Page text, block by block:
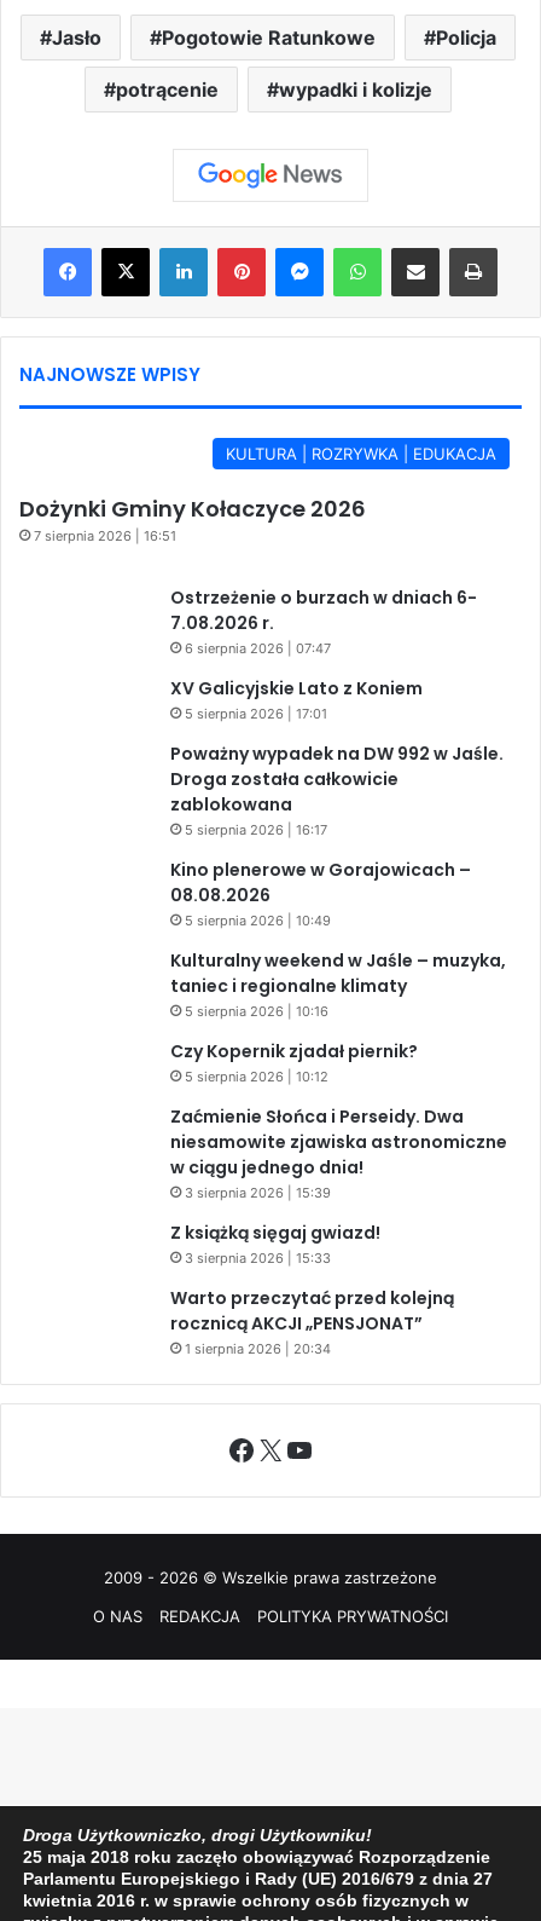
Jasło Pogotowie Ratunkowe Policja
potrącenie wypadki i kolizje
Facebook
X LinkedInPinterestMessengerWhatsAppShare via Email Print
NAJNOWSZE WPISY
KULTURA | ROZRYWKA | EDUKACJA
Dożynki Gminy Kołaczyce 2026
7 sierpnia 2026 | 16:51
Ostrzeżenie o burzach w dniach 6-
7.08.2026 r.
6 sierpnia 2026 | 07:47
XV Galicyjskie Lato z Koniem
5 sierpnia 2026 | 17:01
Poważny wypadek na DW 992 w Jaśle.
Droga została całkowicie
zablokowana
5 sierpnia 2026 | 16:17
Kino plenerowe w Gorajowicach –
08.08.2026
5 sierpnia 2026 | 10:49
Kulturalny weekend w Jaśle – muzyka,
taniec i regionalne klimaty
5 sierpnia 2026 | 10:16
Czy Kopernik zjadał piernik?
5 sierpnia 2026 | 10:12
Zaćmienie Słońca i Perseidy. Dwa
niesamowite zjawiska astronomiczne
w ciągu jednego dnia!
3 sierpnia 2026 | 15:39
Z książką sięgaj gwiazd!
3 sierpnia 2026 | 15:33
Warto przeczytać przed kolejną
rocznicą AKCJI „PENSJONAT”
1 sierpnia 2026 | 20:34
Facebook
X YouTube
2009 - 2026 © Wszelkie prawa zastrzeżone
O NAS
REDAKCJA POLITYKA PRYWATNOŚCI
Droga Użytkowniczko, drogi Użytkowniku!
25 maja 2018 roku zaczęło obowiązywać Rozporządzenie
Parlamentu Europejskiego i Rady (UE) 2016/679 z dnia 27
kwietnia 2016 r. w sprawie ochrony osób fizycznych w